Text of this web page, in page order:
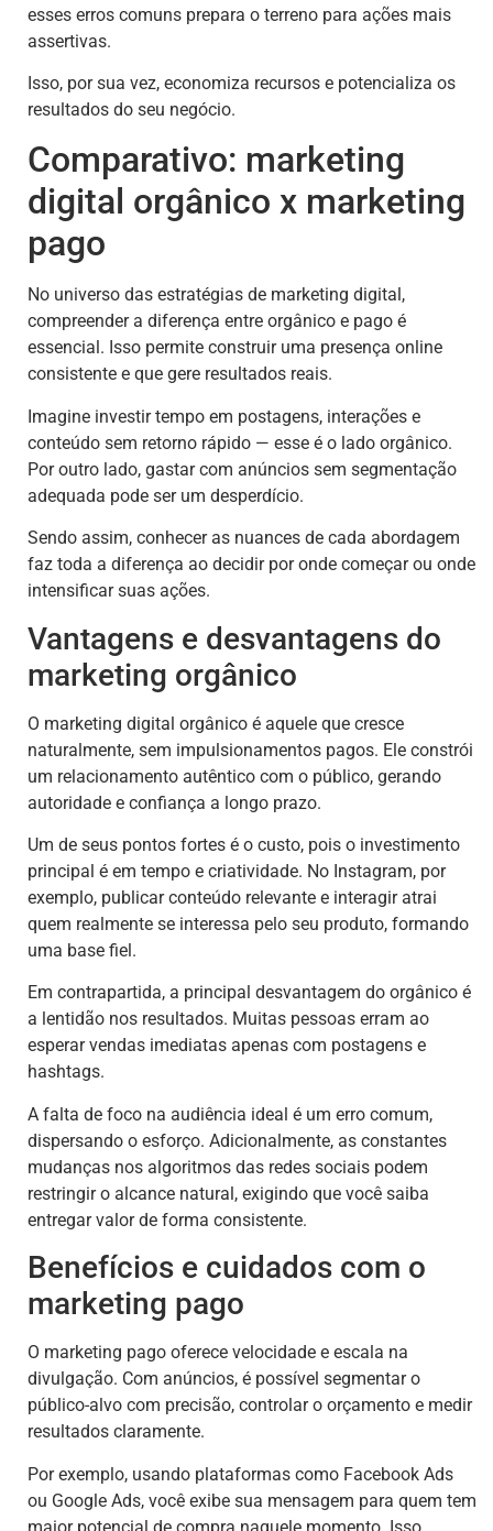
esses erros comuns prepara o terreno para ações mais
assertivas.
Isso, por sua vez, economiza recursos e potencializa os
resultados do seu negócio.
Comparativo: marketing
digital orgânico x marketing
pago
No universo das estratégias de marketing digital,
compreender a diferença entre orgânico e pago é
essencial. Isso permite construir uma presença online
consistente e que gere resultados reais.
Imagine investir tempo em postagens, interações e
conteúdo sem retorno rápido — esse é o lado orgânico.
Por outro lado, gastar com anúncios sem segmentação
adequada pode ser um desperdício.
Sendo assim, conhecer as nuances de cada abordagem
faz toda a diferença ao decidir por onde começar ou onde
intensificar suas ações.
Vantagens e desvantagens do
marketing orgânico
O marketing digital orgânico é aquele que cresce
naturalmente, sem impulsionamentos pagos. Ele constrói
um relacionamento autêntico com o público, gerando
autoridade e confiança a longo prazo.
Um de seus pontos fortes é o custo, pois o investimento
principal é em tempo e criatividade. No Instagram, por
exemplo, publicar conteúdo relevante e interagir atrai
quem realmente se interessa pelo seu produto, formando
uma base fiel.
Em contrapartida, a principal desvantagem do orgânico é
a lentidão nos resultados. Muitas pessoas erram ao
esperar vendas imediatas apenas com postagens e
hashtags.
A falta de foco na audiência ideal é um erro comum,
dispersando o esforço. Adicionalmente, as constantes
mudanças nos algoritmos das redes sociais podem
restringir o alcance natural, exigindo que você saiba
entregar valor de forma consistente.
Benefícios e cuidados com o
marketing pago
O marketing pago oferece velocidade e escala na
divulgação. Com anúncios, é possível segmentar o
público-alvo com precisão, controlar o orçamento e medir
resultados claramente.
Por exemplo, usando plataformas como Facebook Ads
ou Google Ads, você exibe sua mensagem para quem tem
maior potencial de compra naquele momento. Isso